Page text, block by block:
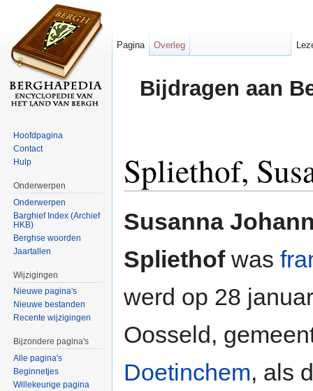
Bijdragen aan
Spliethof,
Susanna
Spliethofwas
werd op 28
Oosseld,
Doetinchem, als
Pagina Overleg
Hoofdpagina
Contact
Hulp
Onderwerpen
Onderwerpen
Barghief Index (Archief
HKB)
Berghse woorden
Jaartallen
Wijzigingen
Nieuwe pagina's
Nieuwe bestanden
Recente wijzigingen
Bijzondere pagina's
Alle pagina's
Beginnetjes
Willekeurige pagina